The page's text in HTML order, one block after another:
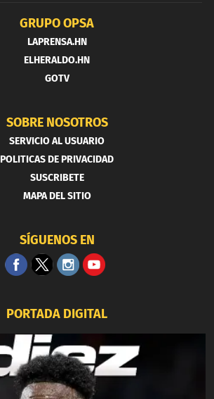
GRUPO OPSA
LAPRENSA.HN
ELHERALDO.HN
GOTV
SOBRE NOSOTROS
SERVICIO AL USUARIO
POLITICAS DE PRIVACIDAD
SUSCRIBETE
MAPA DEL SITIO
SÍGUENOS EN
PORTADA DIGITAL